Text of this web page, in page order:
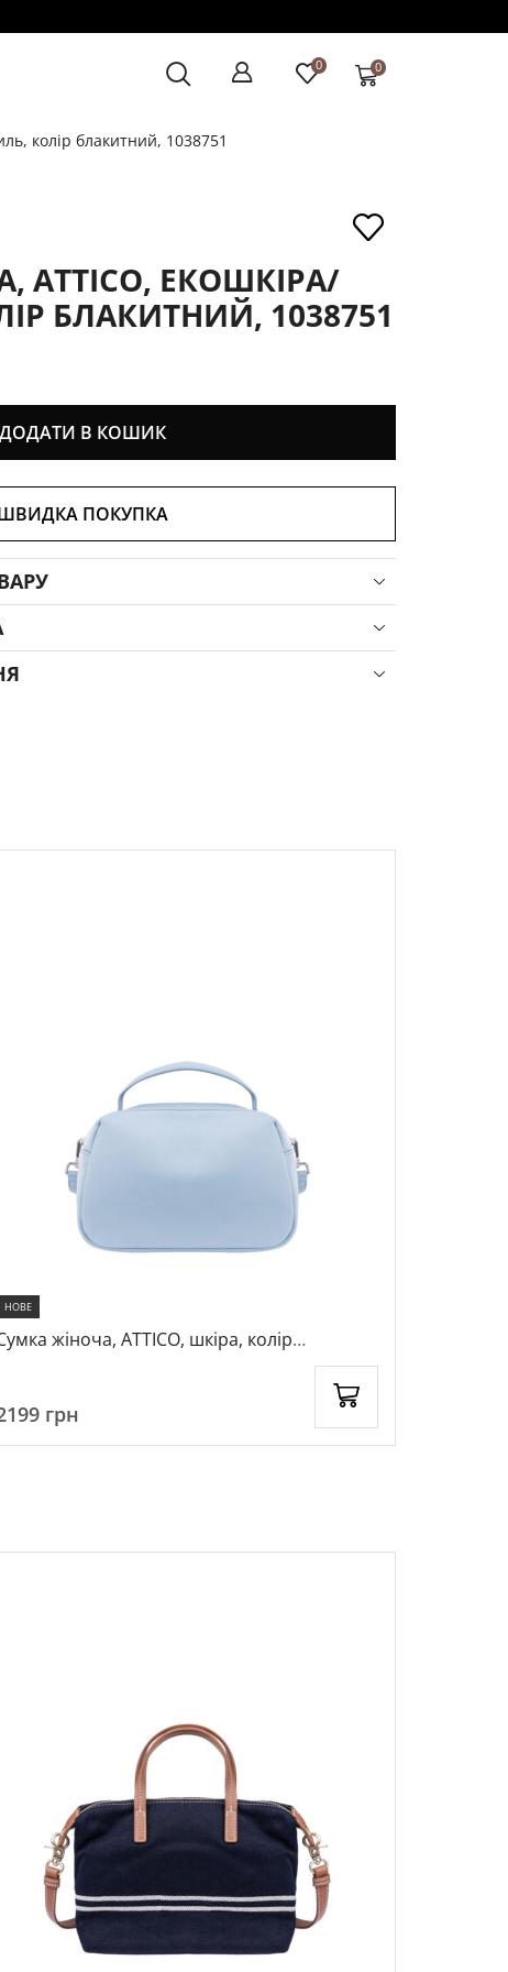
0 0
колір блакитний, 1038751
ATTICO, ЕКОШКІРА/
БЛАКИТНИЙ, 1038751
ДОДАТИ В КОШИК
ПОКУПКА
НОВЕ
жіноча, ATTICO, шкіра, колір
грн